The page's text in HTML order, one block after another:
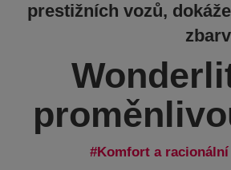
prestižních vozů,
Komfort a